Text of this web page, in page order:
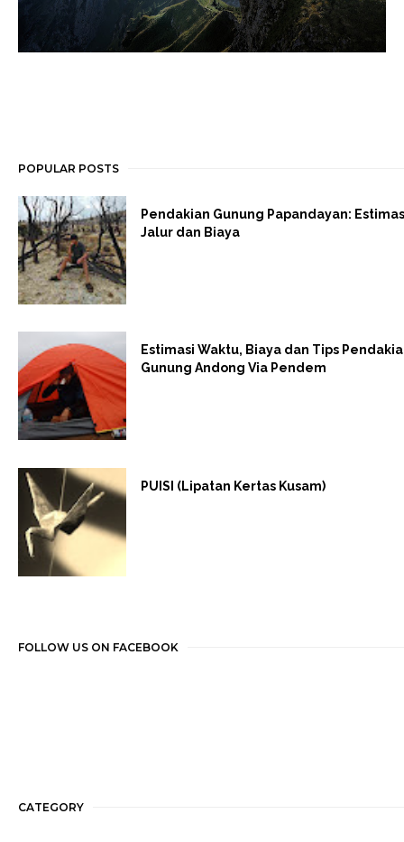
POPULAR POSTS
Pendakian Gunung Papandayan:
Jalur dan Biaya
Estimasi Waktu, Biaya dan Tips
Gunung Andong Via Pendem
PUISI (Lipatan Kertas Kusam)
FOLLOW US ON FACEBOOK
CATEGORY